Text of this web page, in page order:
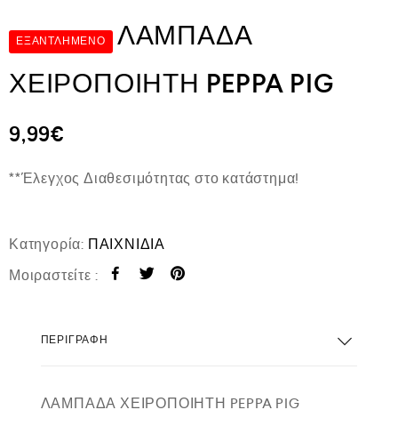
ΕΞΑΝΤΛΗΜΈΝΟ
ΛΑΜΠΑΔΑ
ΧΕΙΡΟΠΟΙΗΤΗ PEPPA PIG
9,99€
**Έλεγχος Διαθεσιμότητας στο κατάστημα!
Κατηγορία: ΠΑΙΧΝΙΔΙΑ
Μοιραστείτε :
ΠΕΡΙΓΡΑΦΉ
ΛΑΜΠΑΔΑ ΧΕΙΡΟΠΟΙΗΤΗ PEPPA PIG